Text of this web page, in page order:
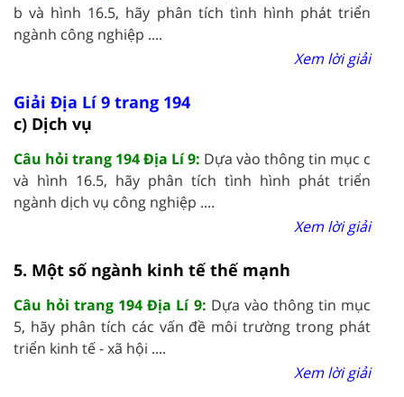
b và hình 16.5, hãy phân tích tình hình phát triển
ngành công nghiệp ....
Xem lời giải
Giải Địa Lí 9 trang 194
c) Dịch vụ
Câu hỏi trang 194 Địa Lí 9: Dựa vào thông tin mục c
và hình 16.5, hãy phân tích tình hình phát triển
ngành dịch vụ công nghiệp ....
Xem lời giải
5. Một số ngành kinh tế thế mạnh
Câu hỏi trang 194 Địa Lí 9: Dựa vào thông tin mục
5, hãy phân tích các vấn đề môi trường trong phát
triển kinh tế - xã hội ....
Xem lời giải